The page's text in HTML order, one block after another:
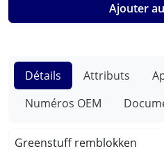
Ajouter
Détails Attributs
Numéros OEM
Greenstuff remblokken